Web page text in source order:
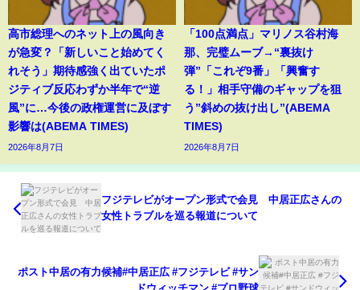
高市総理へのネット上の風向き
が急変？「新しいこと始めてく
れそう」期待感強く出ていたポ
ジティブ反応わずか半年で“逆
風”に…今後の政権運営に及ぼす
影響は(ABEMA TIMES)
2026年8月7日
「100点満点」マリノス谷村海
那、完璧ムーブ→“裏抜け
弾”「これぞ9番」「興奮す
る！」相手守備のギャップを狙
う”斜めの抜け出し”(ABEMA
TIMES)
2026年8月7日
フジテレビがオープン形式で会見 中居正広さんの
女性トラブルを巡る報道について
ポスト中居の有力候補#中居正広 #フジテレビ #サン
ドウィッチマン #プロ野球